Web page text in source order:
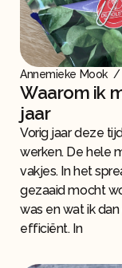
Annemieke Mook /
Waarom ik
jaar
Vorig jaar deze
werken. De hele
vakjes. In het
gezaaid mocht
was en wat ik
efficiënt. In